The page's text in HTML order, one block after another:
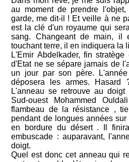
au moment de prendre
garde, me dit-il ! Et veille à ne
est la clé d'un royaume qui
sang. Changeant de main, il
touchant terre, il en indiquera la
L'Emir Abdelkader, fin
d'Etat ne se sépare jamais de
un jour par son père.
déposera les armes.
L'anneau se retrouve au
Sud-ouest Mohammed
flambeau de la résistance ,
pendant de longues années
en bordure du désert . Il
embuscade : auparavant,
doigt.
Quel est donc cet anneau qui